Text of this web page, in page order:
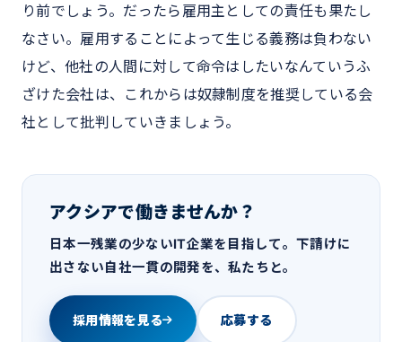
り前でしょう。だったら雇用主としての責任も果たし
なさい。雇用することによって生じる義務は負わない
けど、他社の人間に対して命令はしたいなんていうふ
ざけた会社は、これからは奴隷制度を推奨している会
社として批判していきましょう。
アクシアで働きませんか？
日本一残業の少ないIT企業を目指して。下請けに
出さない自社一貫の開発を、私たちと。
採用情報を見る 応募する